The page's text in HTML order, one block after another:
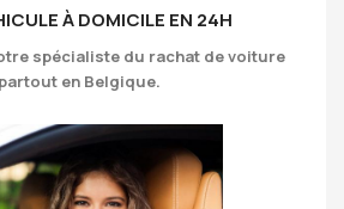
À DOMICILE EN 24H
spécialiste du rachat de voiture
en Belgique.